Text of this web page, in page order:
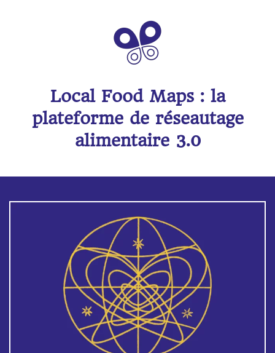
Local Food Maps : la
plateforme de réseautage
alimentaire 3.0